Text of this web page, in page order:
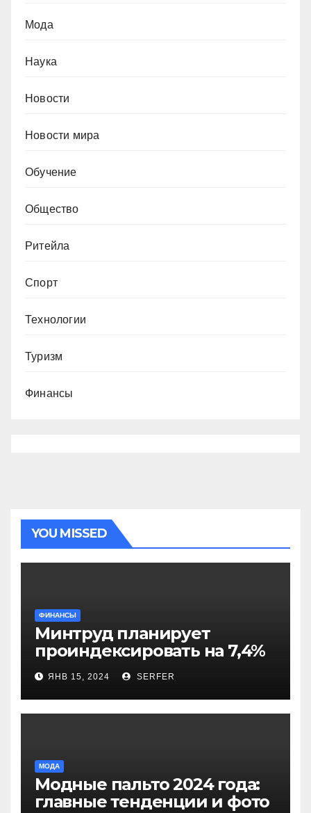
Мода
Наука
Новости
Новости мира
Обучение
Общество
Ритейла
Спорт
Технологии
Туризм
Финансы
YOU MISSED
ФИНАНСЫ
Минтруд планирует
проиндексировать на 7,4%
более 40 выплат и
компенсаций
ЯНВ 15, 2024 SERFER
МОДА
Модные пальто 2024 года:
главные тенденции и фото